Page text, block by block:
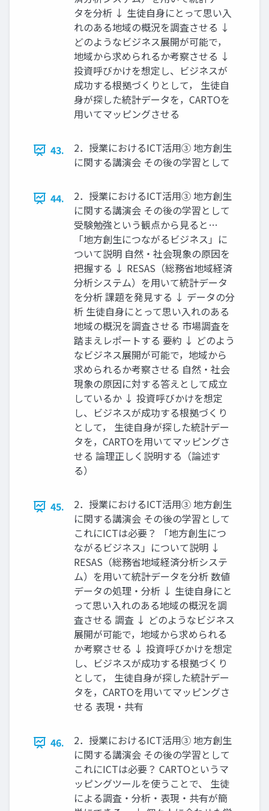
タを分析 ↓ 生徒自身にとって思い入
れのある地域の概況を調査させる ↓
どのようなビジネス展開が可能で，
地域から求められるか考察させる ↓
投資呼びかけを想定し、ビジネスが
成功する根拠づくりとして， 生徒自
身が探した統計データを，CARTOを
用いてマッピングさせる
43.
2．授業におけるICT活用③ 地方創生
に関する講演会 その後の学習として
44.
2．授業におけるICT活用③ 地方創生
に関する講演会 その後の学習として
受験勉強という観点から見ると…
「地方創生につながるビジネス」に
ついて説明 自然・社会現象の原因を
把握する ↓ RESAS（総務省地域経済
分析システム）を用いて統計データ
を分析 課題を発見する ↓ データの分
析 生徒自身にとって思い入れのある
地域の概況を調査させる 市場調査を
踏まえレポートする 要約 ↓ どのよう
なビジネス展開が可能で，地域から
求められるか考察させる 自然・社会
現象の原因に対する答えとして成立
しているか ↓ 投資呼びかけを想定
し、ビジネスが成功する根拠づくり
として， 生徒自身が探した統計デー
タを，CARTOを用いてマッピングさ
せる 論理正しく説明する（論述す
る）
45.
2．授業におけるICT活用③ 地方創生
に関する講演会 その後の学習として
これにICTは必要？ 「地方創生につ
ながるビジネス」について説明 ↓
RESAS（総務省地域経済分析システ
ム）を用いて統計データを分析 数値
データの処理・分析 ↓ 生徒自身にと
って思い入れのある地域の概況を調
査させる 調査 ↓ どのようなビジネス
展開が可能で，地域から求められる
か考察させる ↓ 投資呼びかけを想定
し、ビジネスが成功する根拠づくり
として， 生徒自身が探した統計デー
タを，CARTOを用いてマッピングさ
せる 表現・共有
46.
2．授業におけるICT活用③ 地方創生
に関する講演会 その後の学習として
これにICTは必要？ CARTOというマ
ッピングツールを使うことで、 生徒
による調査・分析・表現・共有が簡